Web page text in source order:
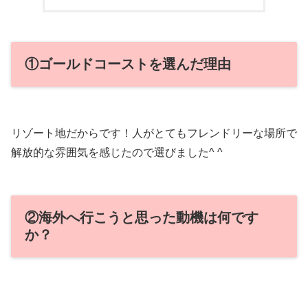
①ゴールドコーストを選んだ理由
リゾート地だからです！人がとてもフレンドリーな場所で
解放的な雰囲気を感じたので選びました^ ^
②海外へ行こうと思った動機は何です
か？